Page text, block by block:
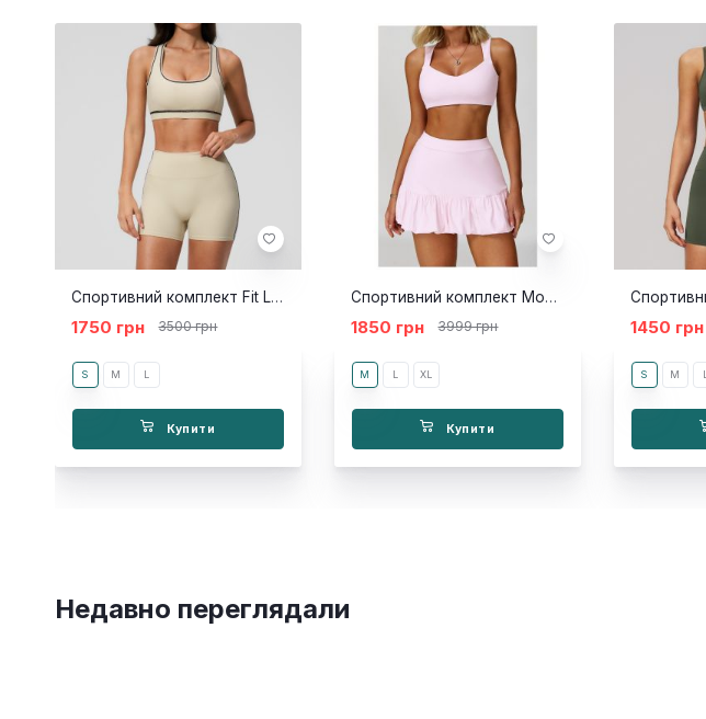
Спортивний комплект Fit Latte
1750 грн 3500 грн
S M L
Купити
Спортивний комплект Monika pink
1850 грн 3999 грн
M L XL
Купити
1450 грн
S M L
Недавно переглядали